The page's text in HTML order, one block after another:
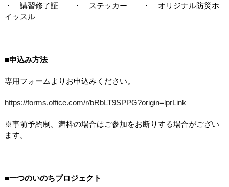
・ 講習修了証 ・ ステッカー ・ オリジナル防災ホ
イッスル
■申込み方法
専用フォームよりお申込みください。
https://forms.office.com/r/bRbLT9SPPG?origin=lprLink
※事前予約制。満枠の場合はご参加をお断りする場合がござい
ます。
■一つのいのちプロジェク ト